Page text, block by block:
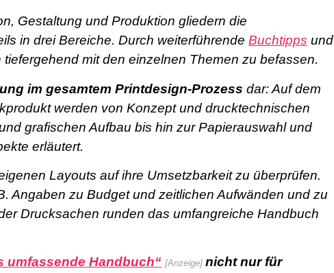
Gestaltung und Produktion gliedern die
in drei Bereiche. Durch weiterführende Buchtipps und
mit den einzelnen Themen zu befassen.
im gesamtem Printdesign-Prozess dar: Auf dem
werden von Konzept und drucktechnischen
grafischen Aufbau bis hin zur Papierauswahl und
erläutert.
Layouts auf ihre Umsetzbarkeit zu überprüfen.
Angaben zu Budget und zeitlichen Aufwänden und zu
Drucksachen runden das umfangreiche Handbuch
umfassende Handbuch“ [Anzeige] nicht nur für